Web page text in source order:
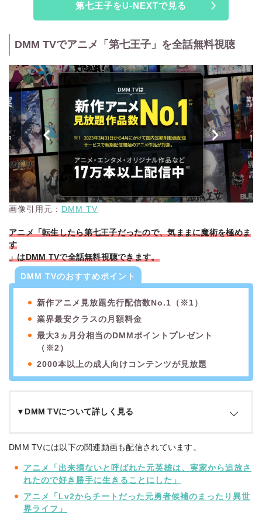
第七王子をU-NEXTで見る
DMM TVでアニメ「第七王子」を全話無料視聴
画像引用元： DMM TV
アニメ「転生したら第七王子だったので、気ままに魔術を極めま
す
」はDMM TVで全話無料視聴できます。
DMM TVのおすすめポイント
新作アニメ見放題先行配信数No.1（※1）
業界最安クラスの月額料金
最大3ヵ月分相当のDMMポイントプレゼント
（※2）
2000本以上の成人向けコンテンツが見放題
▼DMM TVについて詳しく見る
DMM TVは「DMM.com」を運営するDMMグループによる動
アム」に加入することで見放題作品を視聴できます。
見放題作品数は17万本以上！アニメや特撮、2.5次元舞台作品
のラインナップが豊富で、新作アニメの先行配信作品数は
DMM TVには以下の関連動画も配信されています。
アニメ「出来損ないと呼ばれた元英雄は、実家から追放さ
れたので好き勝手に生きることにした」
アニメ「Lv2からチートだった元勇者候補のまったり異世
界ライフ」